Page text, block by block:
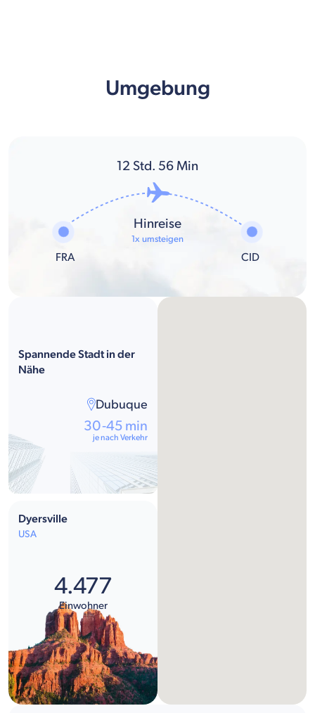
Umgebung
12 Std. 56Min
FRA
Hinreise
1x umsteigen
CID
Spannende Stadt in der
Nähe
Dubuque
30-45 min
je nach Verkehr
Dyersville
USA
4.477
Einwohner